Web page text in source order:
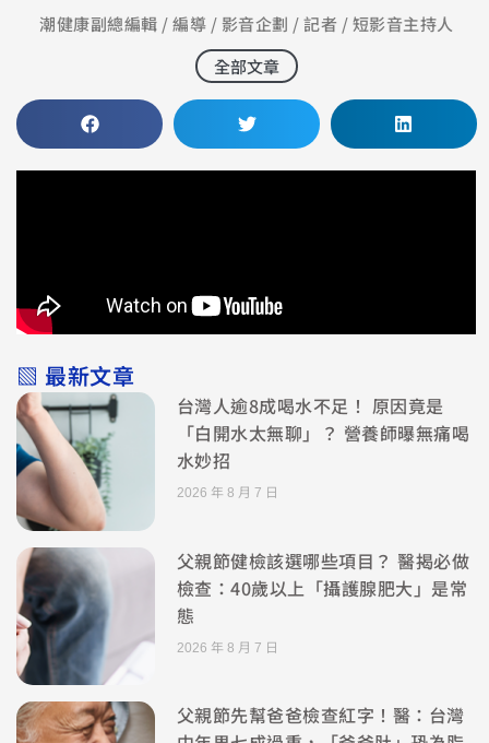
潮健康副總編輯 / 編導 / 影音企劃 / 記者 / 短影音主持人
全部文章
▧ 最新文章
台灣人逾8成喝水不足！ 原因竟是
「白開水太無聊」？ 營養師曝無痛喝
水妙招
2026 年 8 月 7 日
父親節健檢該選哪些項目？ 醫揭必做
檢查：40歲以上「攝護腺肥大」是常
態
2026 年 8 月 7 日
父親節先幫爸爸檢查紅字！醫：台灣